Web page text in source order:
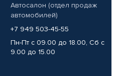
Автосалон (отдел продаж
автомобилей)
+7 949 503-45-55
Пн-Пт с 09.00 до 18.00, Сб с
9.00 до 15.00